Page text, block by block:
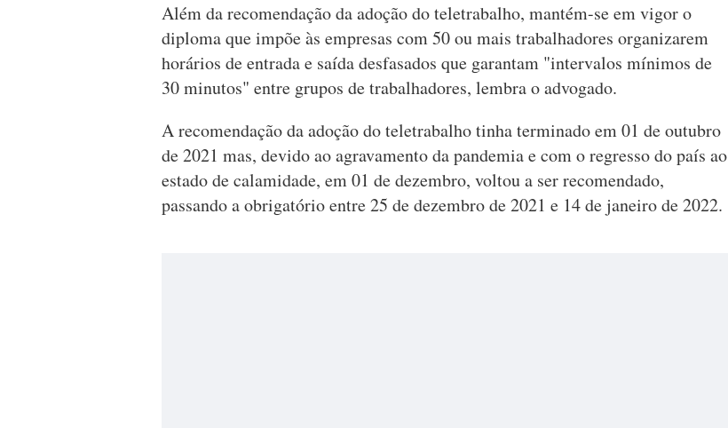
Além da recomendação da adoção do teletrabalho, mantém-se em vigor o
diploma que impõe às empresas com 50 ou mais trabalhadores organizarem
horários de entrada e saída desfasados que garantam "intervalos mínimos de
30 minutos" entre grupos de trabalhadores, lembra o advogado.
A recomendação da adoção do teletrabalho tinha terminado em 01 de outubro
de 2021 mas, devido ao agravamento da pandemia e com o regresso do país ao
estado de calamidade, em 01 de dezembro, voltou a ser recomendado,
passando a obrigatório entre 25 de dezembro de 2021 e 14 de janeiro de 2022.